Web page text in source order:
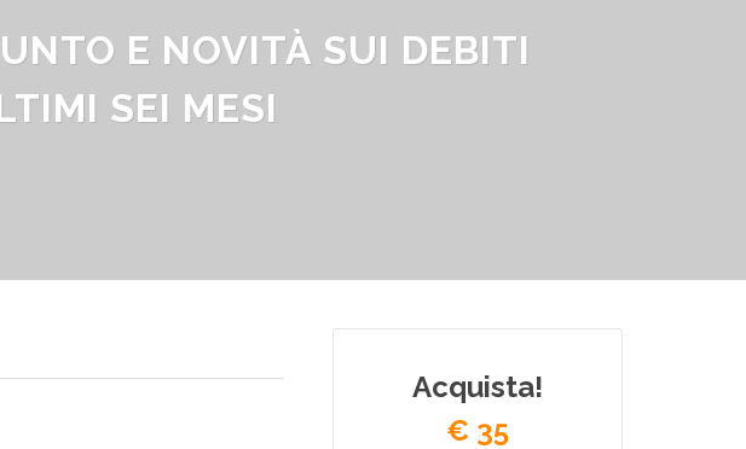
E NOVITÀ SUI DEBITI
SEI MESI
Acquista!
€ 35